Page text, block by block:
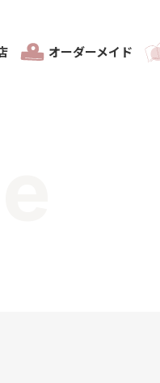
オーダーメイド